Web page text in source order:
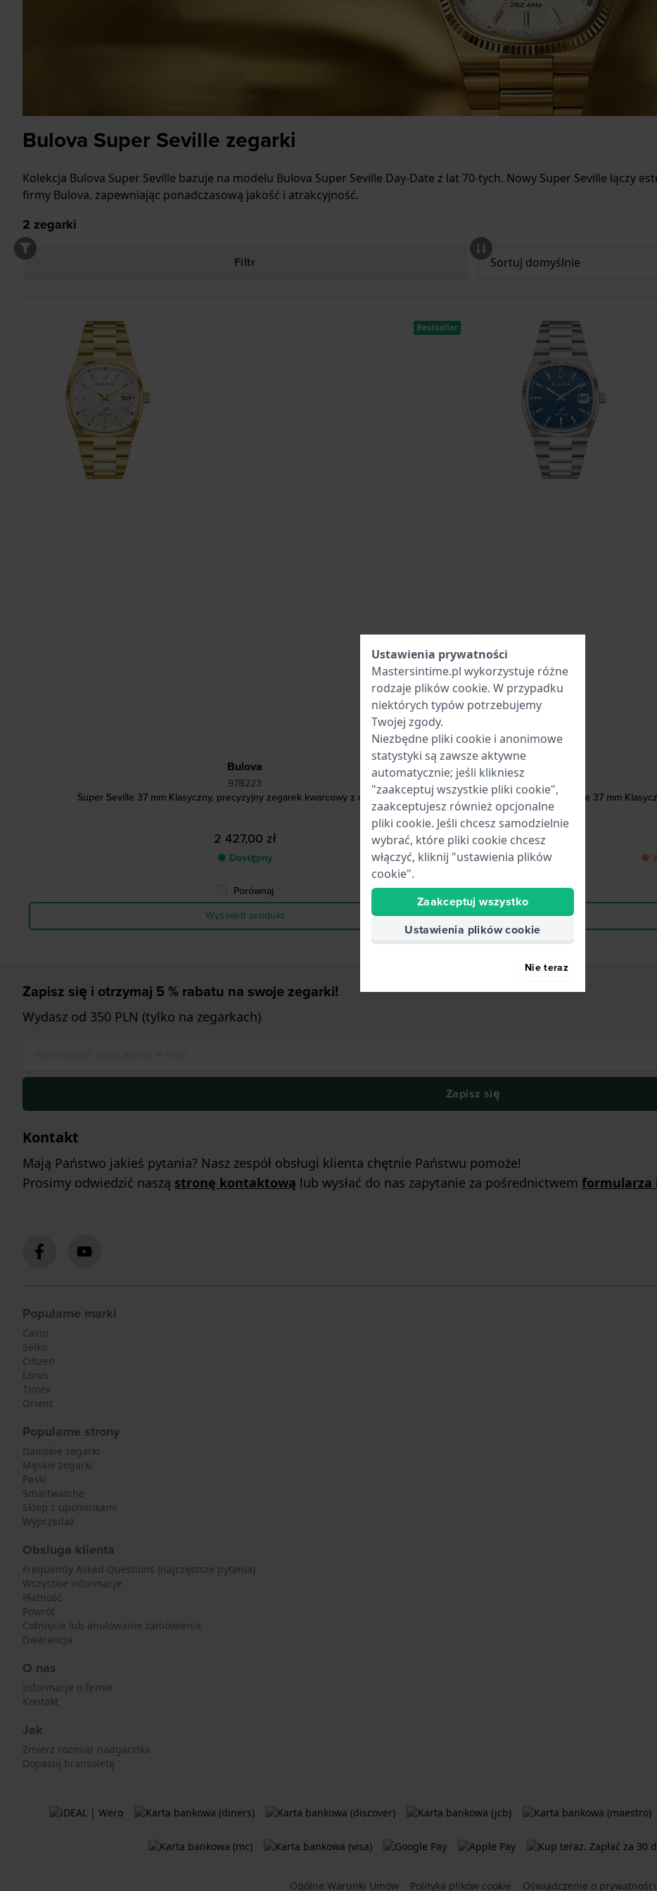
Bulova Super Seville zegarki
Kolekcja Bulova Super Seville bazuje na modelu Bulova Super Seville Day-Date z lat 70-tych. Nowy Super Seville łączy
firmy Bulova, zapewniając ponadczasową jakość i atrakcyjność.
2 zegarki
Filtr
Bulova
97B223
Super Seville 37 mm Klasyczny, precyzyjny zegarek kwarcowy z datownikiem
2 427,00 zł
● Dostępny
Porównaj
Wyświetl produkt
Bestseller
Super Seville 37 mm
●
Zapisz się i otrzymaj 5 % rabatu na swoje zegarki!
Wydasz od 350 PLN (tylko na zegarkach)
Zapisz się
Kontakt
Mają Państwo jakieś pytania? Nasz zespół obsługi klienta chętnie Państwu pomoże!
Prosimy odwiedzić naszą stronę kontaktową lub wysłać do nas zapytanie za pośrednictwem formularza
Popularne marki
Casio
Seiko
Citizen
Lorus
Timex
Orient
Popularne strony
Damskie zegarki
Męskie zegarki
Paski
Smartwatche
Sklep z upominkami
Wyprzedaż
Obsluga klienta
Frequently Asked Questions (najczęstsze pytania)
Wszystkie informacje
Płatność
Powrót
Cofnięcie lub anulowanie zamówienia
Gwarancja
O nas
Informacje o firmie
Kontakt
Jak
Zmierz rozmiar nadgarstka
Dopasuj bransoletę
Ogólne Warunki Umów Polityka plików cookie Oświadczenie o prywatności
Ustawienia prywatności
Mastersintime.pl wykorzystuje różne
rodzaje plików cookie. W przypadku
niektórych typów potrzebujemy
Twojej zgody.
Niezbędne pliki cookie i anonimowe
statystyki są zawsze aktywne
automatycznie; jeśli klikniesz
"zaakceptuj wszystkie pliki cookie",
zaakceptujesz również opcjonalne
pliki cookie. Jeśli chcesz samodzielnie
wybrać, które pliki cookie chcesz
włączyć, kliknij "ustawienia plików
cookie".
Zaakceptuj wszystko
Ustawienia plików cookie
Nie teraz